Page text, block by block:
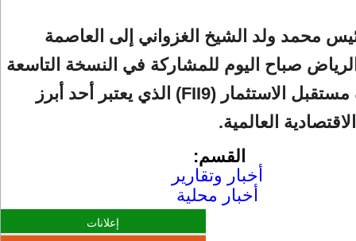
محمد ولد الشيخ الغزواني إلى العاصمة
صباح اليوم للمشاركة في النسخة التاسعة
من مبادرة مستقبل الاستثمار (FII9) الذي يعتبر أحد أبرز
العالمية.
القسم:
أخبار وتقارير
أخبار محلية
إعلانات